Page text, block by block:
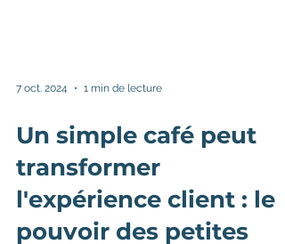
Un simple café peut
transformer
l'expérience client : le